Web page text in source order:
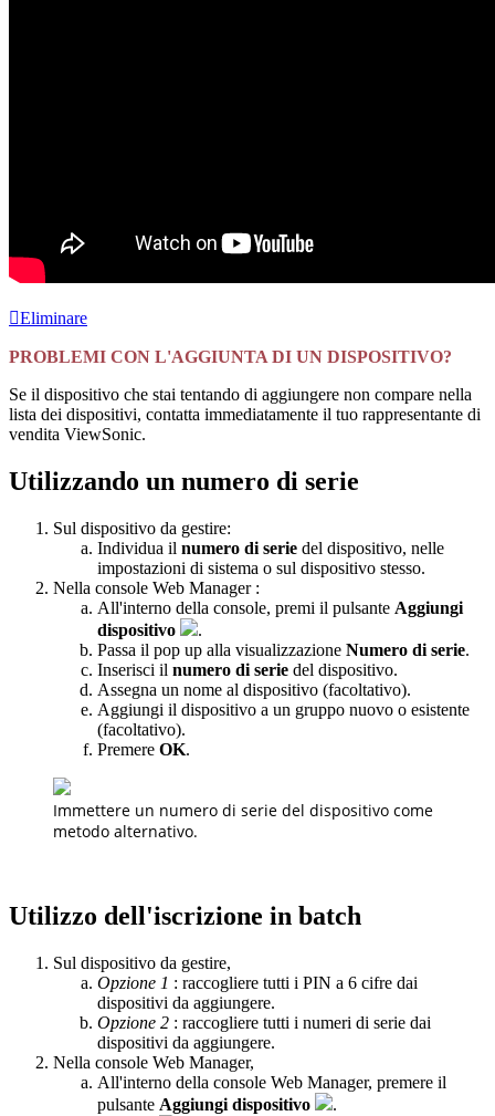
Eliminare
PROBLEMI CON L'AGGIUNTA DI UN DISPOSITIVO?
Se il dispositivo che stai tentando di aggiungere non compare nella
lista dei dispositivi, contatta immediatamente il tuo rappresentante di
vendita ViewSonic.
Utilizzando un numero di serie
Sul dispositivo da gestire:
Individua il numero di serie del dispositivo, nelle
impostazioni di sistema o sul dispositivo stesso.
Nella console Web Manager :
All'interno della console, premi il pulsante Aggiungi
dispositivo
.
Passa il pop up alla visualizzazione Numero di serie.
Inserisci il numero di serie del dispositivo.
Assegna un nome al dispositivo (facoltativo).
Aggiungi il dispositivo a un gruppo nuovo o esistente
(facoltativo).
Premere OK.
Immettere un numero di serie del dispositivo come
metodo alternativo.
Utilizzo dell'iscrizione in batch
Sul dispositivo da gestire,
Opzione 1 : raccogliere tutti i PIN a 6 cifre dai
dispositivi da aggiungere.
Opzione 2 : raccogliere tutti i numeri di serie dai
dispositivi da aggiungere.
Nella console Web Manager,
All'interno della console Web Manager, premere il
pulsante Aggiungi dispositivo
.